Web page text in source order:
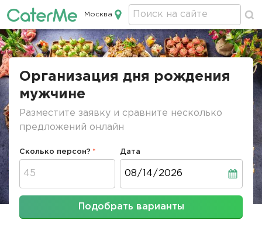
Кейтеринг в Москве
Москва
Строка
Организация дня рождения
мужчине
Разместите заявку и сравните несколько
предложений онлайн
Сколько персон? Дата
Подобрать варианты